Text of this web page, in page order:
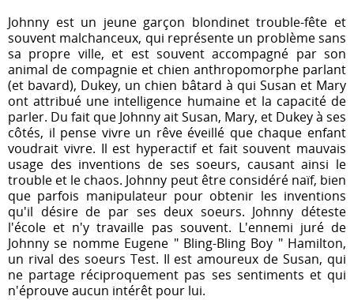
Johnny est un jeune garçon blondinet trouble-fête et
souvent malchanceux, qui représente un problème sans
sa propre ville, et est souvent accompagné par son
animal de compagnie et chien anthropomorphe parlant
(et bavard), Dukey, un chien bâtard à qui Susan et Mary
ont attribué une intelligence humaine et la capacité de
parler. Du fait que Johnny ait Susan, Mary, et Dukey à ses
côtés, il pense vivre un rêve éveillé que chaque enfant
voudrait vivre. Il est hyperactif et fait souvent mauvais
usage des inventions de ses soeurs, causant ainsi le
trouble et le chaos. Johnny peut être considéré naïf, bien
que parfois manipulateur pour obtenir les inventions
qu'il désire de par ses deux soeurs. Johnny déteste
l'école et n'y travaille pas souvent. L'ennemi juré de
Johnny se nomme Eugene " Bling-Bling Boy " Hamilton,
un rival des soeurs Test. Il est amoureux de Susan, qui
ne partage réciproquement pas ses sentiments et qui
n'éprouve aucun intérêt pour lui.